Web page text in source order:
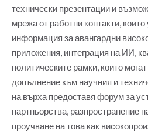
технически презентации и
мрежа от работни контакти,
информация за авангардни
приложения, интеграция на ИИ,
политическите рамки, които
допълнение към научния и
на върха предоставя форум за
партньорства, разпространение
проучване на това как